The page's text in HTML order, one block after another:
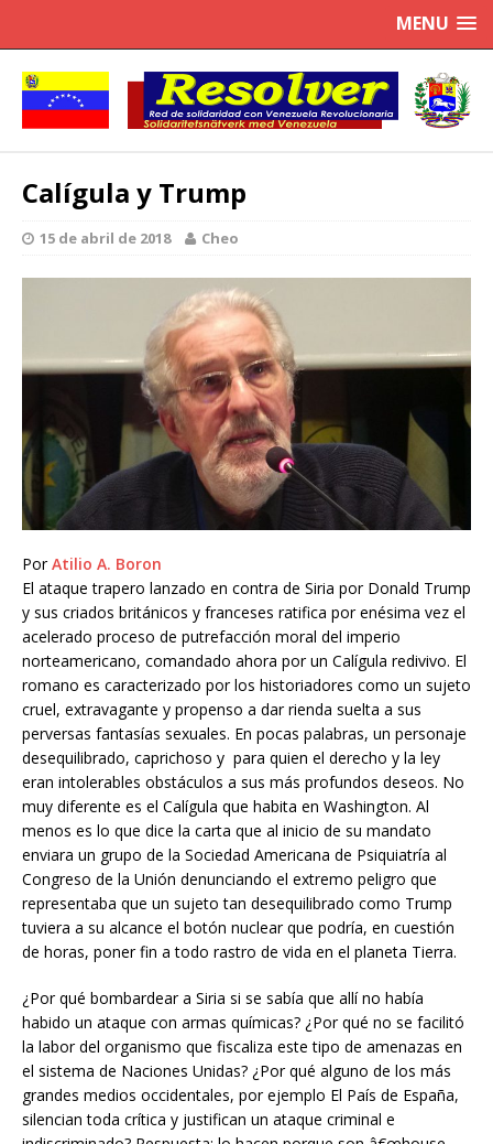
MENU
Calígula y Trump
15 de abril de 2018 Cheo
PorAtilio A. Boron
El ataque trapero lanzado en contra de Siria por Donald Trump
y sus criados británicos y franceses ratifica por enésima vez el
acelerado proceso de putrefacción moral del imperio
norteamericano, comandado ahora por un Calígula redivivo. El
romano es caracterizado por los historiadores como un sujeto
cruel, extravagante y propenso a dar rienda suelta a sus
perversas fantasías sexuales. En pocas palabras, un personaje
desequilibrado, caprichoso y para quien el derecho y la ley
eran intolerables obstáculos a sus más profundos deseos. No
muy diferente es el Calígula que habita en Washington. Al
menos es lo que dice la carta que al inicio de su mandato
enviara un grupo de la Sociedad Americana de Psiquiatría al
Congreso de la Unión denunciando el extremo peligro que
representaba que un sujeto tan desequilibrado como Trump
tuviera a su alcance el botón nuclear que podría, en cuestión
de horas, poner fin a todo rastro de vida en el planeta Tierra.
¿Por qué bombardear a Siria si se sabía que allí no había
habido un ataque con armas químicas? ¿Por qué no se facilitó
la labor del organismo que fiscaliza este tipo de amenazas en
el sistema de Naciones Unidas? ¿Por qué alguno de los más
grandes medios occidentales, por ejemplo El País de España,
silencian toda crítica y justifican un ataque criminal e